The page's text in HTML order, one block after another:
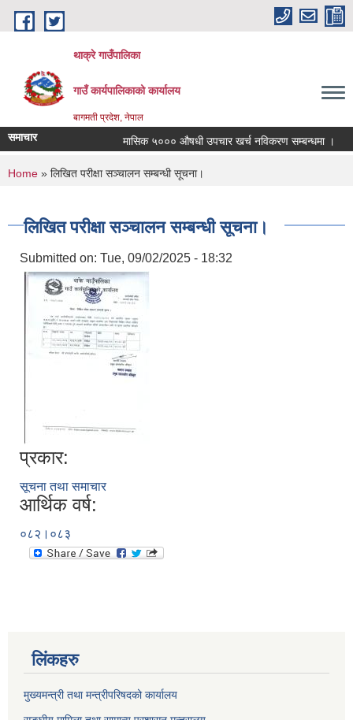
Skip to main content
थाक्रे गाउँपालिका
गाउँ कार्यपालिकाको कार्यालय
बागमती प्रदेश, नेपाल
समाचार मासिक ५००० औषधी उपचार खर्च नविकरण सम्बन्धमा ।
You are here
Home » लिखित परीक्षा सञ्चालन सम्बन्धी सूचना।
लिखित परीक्षा सञ्चालन सम्बन्धी सूचना।
Submitted on: Tue, 09/02/2025 - 18:32
प्रकार:
सूचना तथा समाचार
आर्थिक वर्ष:
०८२।०८३
लिंकहरु
मुख्यमन्त्री तथा मन्त्रीपरिषदको कार्यालय